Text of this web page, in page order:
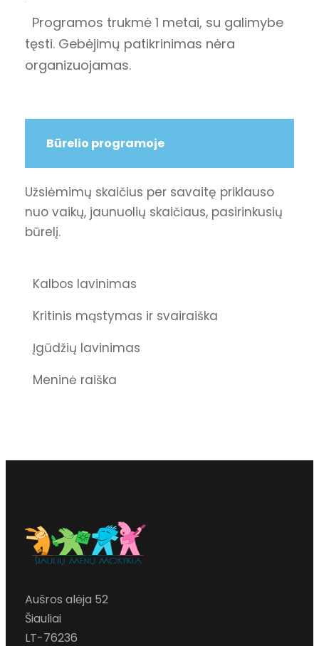
Programos trukmė 1 metai, su galimybe
tęsti. Gebėjimų patikrinimas nėra
organizuojamas.
Būrelio programoje
Užsiėmimų skaičius per savaitę priklauso
nuo vaikų, jaunuolių skaičiaus, pasirinkusių
būrelį.
Kalbos lavinimas
Kritinis mąstymas ir svairaiška
Įgūdžių lavinimas
Meninė raiška
Aušros alėja 52
Šiauliai
LT-76236